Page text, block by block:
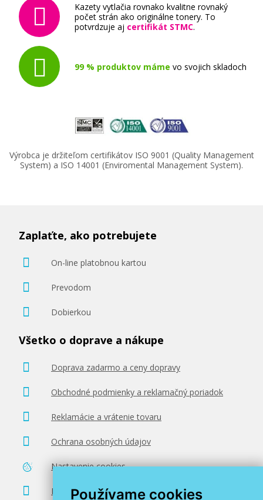
Používame cookies
Kazety vytlačia rovnako kvalitne rovnaký
počet strán ako originálne tonery. To
potvrdzuje aj certifikát STMC.
99 % produktov máme vo svojich skladoch
Výrobca je držiteľom certifikátov ISO 9001 (Quality Management
System) a ISO 14001 (Enviromental Management System).
Zaplaťte, ako potrebujete
On-line platobnou kartou
Prevodom
Dobierkou
Všetko o doprave a nákupe
Doprava zadarmo a ceny dopravy
Obchodné podmienky a reklamačný poriadok
Reklamácie a vrátenie tovaru
Ochrana osobných údajov
Nastavenie cookies
Poradenstvo zadarmo